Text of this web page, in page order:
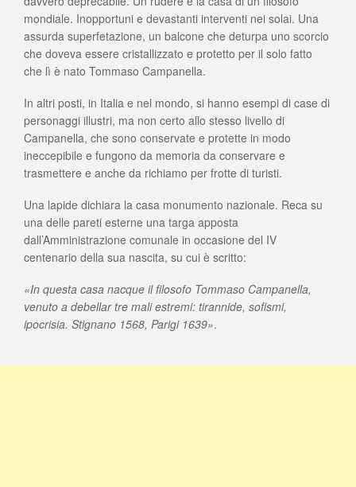
mondiale. Inopportuni e devastanti interventi nei solai. Una
assurda superfetazione, un balcone che deturpa uno scorcio
che doveva essere cristallizzato e protetto per il solo fatto
che lì è nato Tommaso Campanella.
In altri posti, in Italia e nel mondo, si hanno esempi di case di
personaggi illustri, ma non certo allo stesso livello di
Campanella, che sono conservate e protette in modo
ineccepibile e fungono da memoria da conservare e
trasmettere e anche da richiamo per frotte di turisti.
Una lapide dichiara la casa monumento nazionale. Reca su
una delle pareti esterne una targa apposta
dall’Amministrazione comunale in occasione del IV
centenario della sua nascita, su cui è scritto:
«In questa casa nacque il filosofo Tommaso Campanella,
venuto a debellar tre mali estremi: tirannide, sofismi,
ipocrisia. Stignano 1568, Parigi 1639».